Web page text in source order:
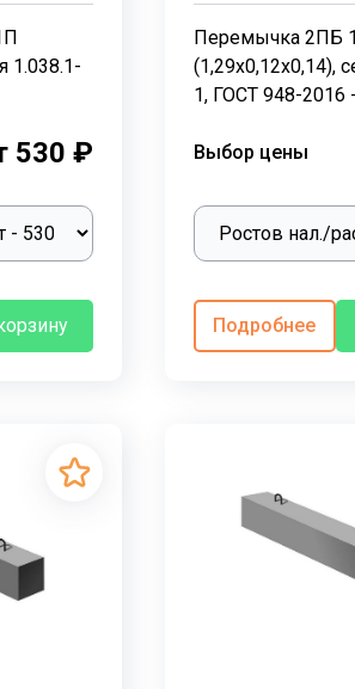
1.038.1-
530 ₽
Перемычка 2ПБ
(1,29х0,12х0,14),
1, ГОСТ 948-2016
Выбор цены
Подробнее